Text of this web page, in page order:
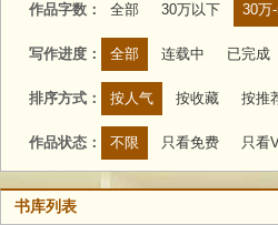
作品字数： 全部 30万以下 30万
写作进度： 全部 连载中 已完成
排序方式： 按人气 按收藏 按推
作品状态： 不限 只看免费 只看
书库列表